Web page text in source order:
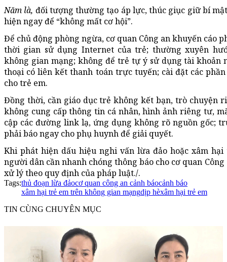
Năm là, đối tượng thường tạo áp lực, thúc giục giữ bí
hiện ngay để “không mất cơ hội”.
Để chủ động phòng ngừa, cơ quan Công an khuyến cáo
thời gian sử dụng Internet của trẻ; thường xuyên
không gian mạng; không để trẻ tự ý sử dụng tài khoản
thoại có liên kết thanh toán trực tuyến; cài đặt các
cho trẻ em.
Đồng thời, cần giáo dục trẻ không kết bạn, trò chuyện
không cung cấp thông tin cá nhân, hình ảnh riêng tư,
cập các đường link lạ, ứng dụng không rõ nguồn gốc;
phải báo ngay cho phụ huynh để giải quyết.
Khi phát hiện dấu hiệu nghi vấn lừa đảo hoặc xâm
người dân cần nhanh chóng thông báo cho cơ quan
xử lý theo quy định của pháp luật./.
Tags:thủ đoạn lừa đảocơ quan công an cảnh báocảnh báo
xâm hại trẻ em trên không gian mạngdịp hèxâm hại trẻ em
TIN CÙNG CHUYÊN MỤC